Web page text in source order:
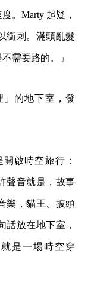
。Marty 起疑，
衝刺。滿頭亂髮
需要路的。」
」的地下室，發
啟時空旅行：
聲音就是，故事
樂，貓王、披頭
話放在地下室，
是一場時空穿